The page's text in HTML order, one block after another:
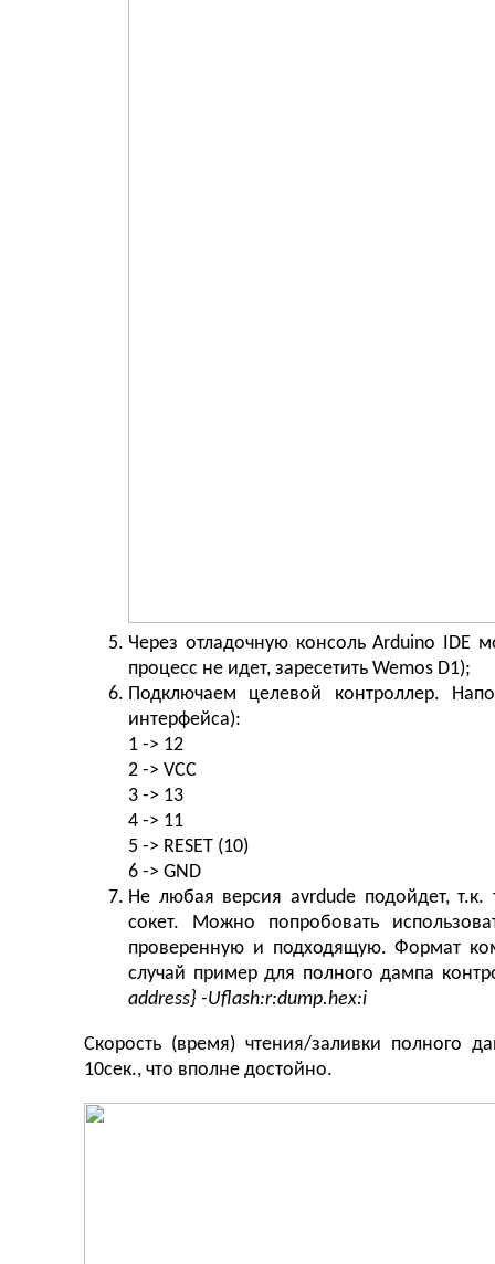
Через отладочную консоль Arduino IDE
процесс не идет, заресетить Wemos D1);
Подключаем целевой контроллер.
интерфейса):
1 -> 12
2 -> VCC
3 -> 13
4 -> 11
5 -> RESET (10)
6 -> GND
Не любая версия avrdude подойдет, т.к.
сокет. Можно попробовать
проверенную и подходящую. Формат
случай пример для полного дампа
address} -Uflash:r:dump.hex:i
Скорость (время) чтения/заливки полного
10сек., что вполне достойно.